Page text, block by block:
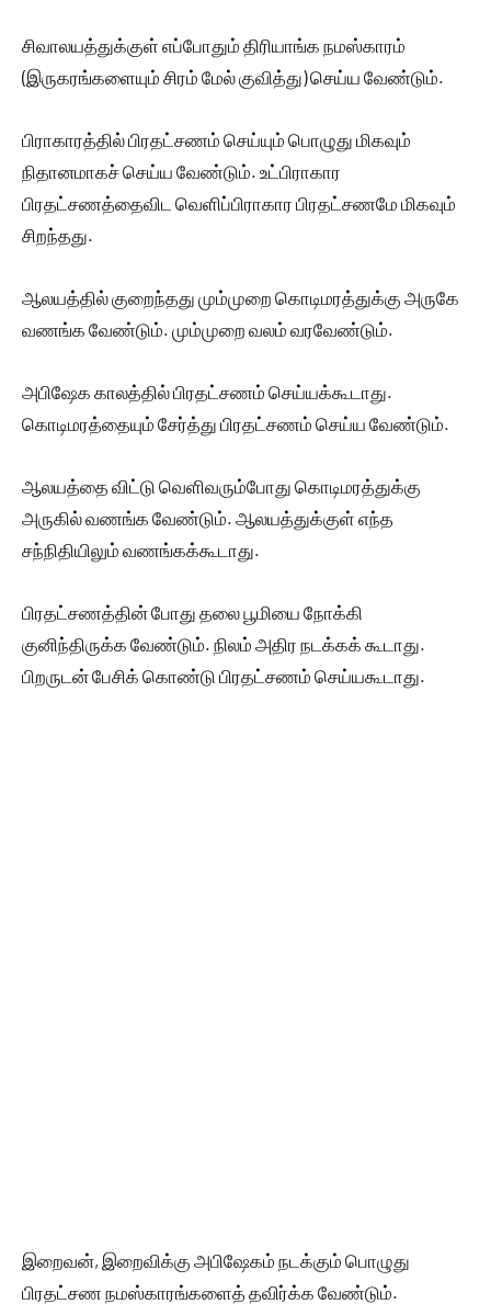
சிவாலயத்துக்குள் எப்போதும் திரியாங்க நமஸ்காரம்
(இருகரங்களையும் சிரம் மேல் குவித்து) செய்ய வேண்டும்.
பிராகாரத்தில் பிரதட்சணம் செய்யும் பொழுது மிகவும்
நிதானமாகச் செய்ய வேண்டும். உட்பிராகார
பிரதட்சணத்தைவிட வெளிப்பிராகார பிரதட்சணமே மிகவும்
சிறந்தது.
ஆலயத்தில் குறைந்தது மும்முறை கொடிமரத்துக்கு அருகே
வணங்க வேண்டும். மும்முறை வலம் வரவேண்டும்.
அபிஷேக காலத்தில் பிரதட்சணம் செய்யக்கூடாது.
கொடிமரத்தையும் சேர்த்து பிரதட்சணம் செய்ய வேண்டும்.
ஆலயத்தை விட்டு வெளிவரும்போது கொடிமரத்துக்கு
அருகில் வணங்க வேண்டும். ஆலயத்துக்குள் எந்த
சந்நிதியிலும் வணங்கக்கூடாது.
பிரதட்சணத்தின் போது தலை பூமியை நோக்கி
குனிந்திருக்க வேண்டும். நிலம் அதிர நடக்கக் கூடாது.
பிறருடன் பேசிக் கொண்டு பிரதட்சணம் செய்யகூடாது.
இறைவன், இறைவிக்கு அபிஷேகம் நடக்கும் பொழுது
பிரதட்சண நமஸ்காரங்களைத் தவிர்க்க வேண்டும்.